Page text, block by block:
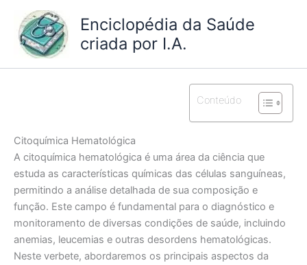
conteúdo
Enciclopédia da Saúde
criada por I.A.
Conteúdo
Citoquímica Hematológica
A citoquímica hematológica é uma área da ciência que
estuda as características químicas das células sanguíneas,
permitindo a análise detalhada de sua composição e
função. Este campo é fundamental para o diagnóstico e
monitoramento de diversas condições de saúde, incluindo
anemias, leucemias e outras desordens hematológicas.
Neste verbete, abordaremos os principais aspectos da